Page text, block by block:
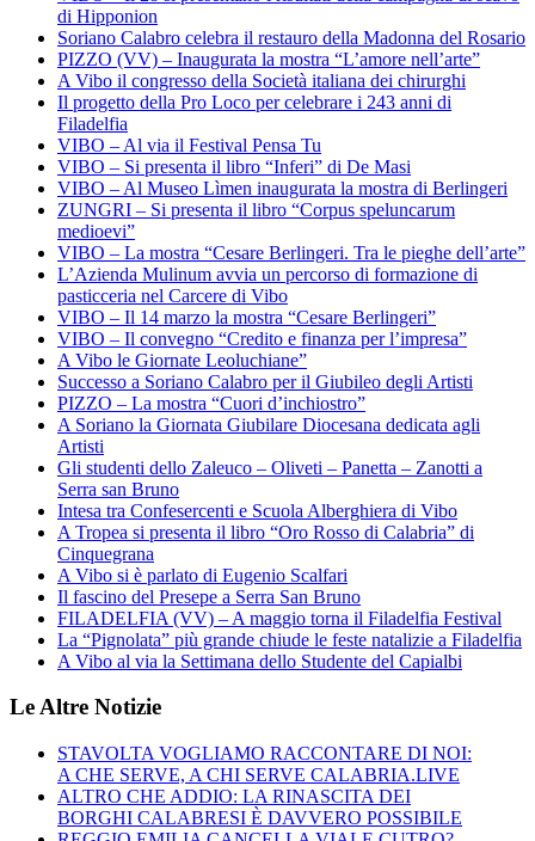
di Hipponion
Soriano Calabro celebra il restauro della Madonna del Rosario
PIZZO (VV) – Inaugurata la mostra “L’amore nell’arte”
A Vibo il congresso della Società italiana dei chirurghi
Il progetto della Pro Loco per celebrare i 243 anni di
Filadelfia
VIBO – Al via il Festival Pensa Tu
VIBO – Si presenta il libro “Inferi” di De Masi
VIBO – Al Museo Lìmen inaugurata la mostra di Berlingeri
ZUNGRI – Si presenta il libro “Corpus speluncarum
medioevi”
VIBO – La mostra “Cesare Berlingeri. Tra le pieghe dell’arte”
L’Azienda Mulinum avvia un percorso di formazione di
pasticceria nel Carcere di Vibo
VIBO – Il 14 marzo la mostra “Cesare Berlingeri”
VIBO – Il convegno “Credito e finanza per l’impresa”
A Vibo le Giornate Leoluchiane”
Successo a Soriano Calabro per il Giubileo degli Artisti
PIZZO – La mostra “Cuori d’inchiostro”
A Soriano la Giornata Giubilare Diocesana dedicata agli
Artisti
Gli studenti dello Zaleuco – Oliveti – Panetta – Zanotti a
Serra san Bruno
Intesa tra Confesercenti e Scuola Alberghiera di Vibo
A Tropea si presenta il libro “Oro Rosso di Calabria” di
Cinquegrana
A Vibo si è parlato di Eugenio Scalfari
Il fascino del Presepe a Serra San Bruno
FILADELFIA (VV) – A maggio torna il Filadelfia Festival
La “Pignolata” più grande chiude le feste natalizie a Filadelfia
A Vibo al via la Settimana dello Studente del Capialbi
Le Altre Notizie
STAVOLTA VOGLIAMO RACCONTARE DI NOI:
A CHE SERVE, A CHI SERVE CALABRIA.LIVE
ALTRO CHE ADDIO: LA RINASCITA DEI
BORGHI CALABRESI È DAVVERO POSSIBILE